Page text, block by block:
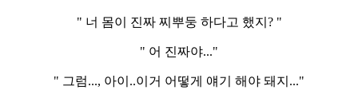
" 너 몸이 진짜 찌뿌둥 하다고 했지? "
" 어 진짜야..."
" 그럼..., 아이..이거 어떻게 얘기 해야 돼지..."